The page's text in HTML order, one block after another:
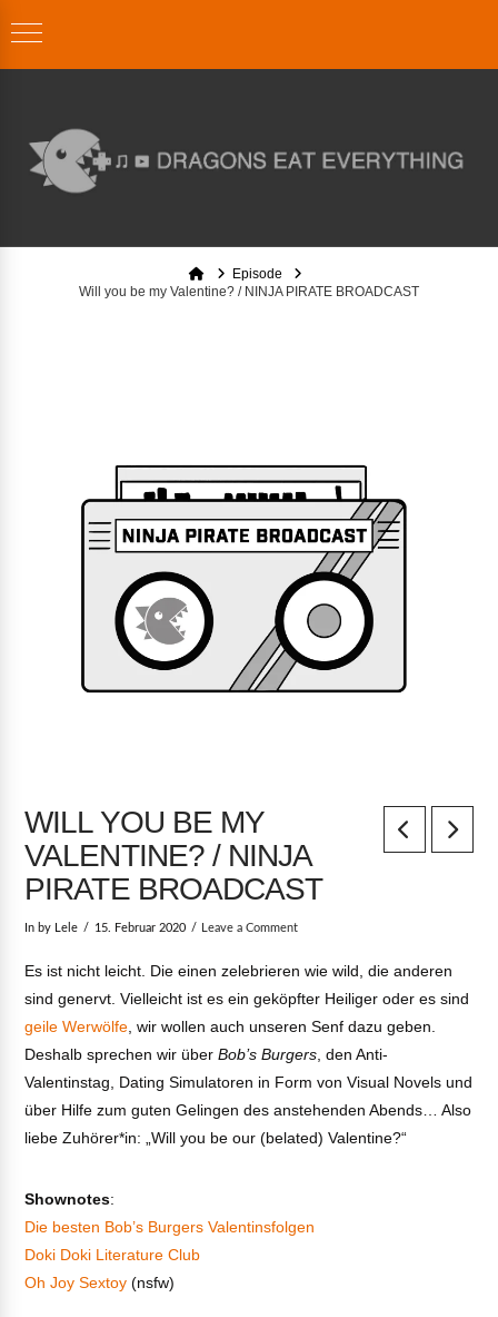
HomeEpisode
Will you be my Valentine? / NINJA PIRATE BROADCAST
WILL YOU BE MY
VALENTINE? / NINJA
PIRATE BROADCAST
In by Lele 15. Februar 2020 Leave a Comment
Es ist nicht leicht. Die einen zelebrieren wie wild, die anderen
sind genervt. Vielleicht ist es ein geköpfter Heiliger oder es sind
geile Werwölfe , wir wollen auch unseren Senf dazu geben.
Deshalb sprechen wir überBob’s Burgers , den Anti-
Valentinstag, Dating Simulatoren in Form von Visual Novels und
über Hilfe zum guten Gelingen des anstehenden Abends… Also
liebe Zuhörer*in: „Will you be our (belated) Valentine?“
Shownotes:
Die besten Bob’s Burgers Valentinsfolgen
Doki Doki Literature Club
Oh Joy Sextoy(nsfw)